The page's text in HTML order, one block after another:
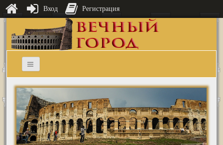
Вход Регистрация